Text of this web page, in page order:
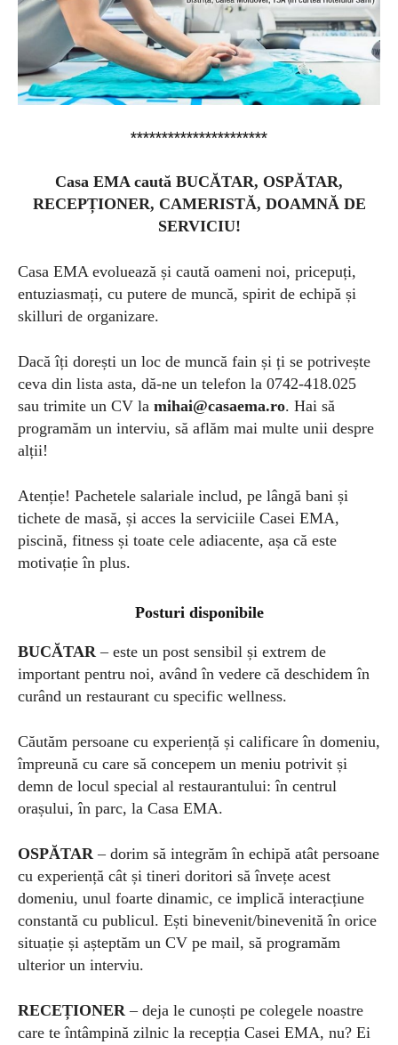
**********************
Casa EMA caută BUCĂTAR, OSPĂTAR,
RECEPȚIONER, CAMERISTĂ, DOAMNĂ DE
SERVICIU!
Casa EMA evoluează și caută oameni noi, pricepuți,
entuziasmați, cu putere de muncă, spirit de echipă și
skilluri de organizare.
Dacă îți dorești un loc de muncă fain și ți se potrivește
ceva din lista asta, dă-ne un telefon la 0742-418.025
sau trimite un CV la mihai@casaema.ro. Hai să
programăm un interviu, să aflăm mai multe unii despre
alții!
Atenție! Pachetele salariale includ, pe lângă bani și
tichete de masă, și acces la serviciile Casei EMA,
piscină, fitness și toate cele adiacente, așa că este
motivație în plus.
Posturi disponibile
BUCĂTAR – este un post sensibil și extrem de
important pentru noi, având în vedere că deschidem în
curând un restaurant cu specific wellness.
Căutăm persoane cu experiență și calificare în domeniu,
împreună cu care să concepem un meniu potrivit și
demn de locul special al restaurantului: în centrul
orașului, în parc, la Casa EMA.
OSPĂTAR – dorim să integrăm în echipă atât persoane
cu experiență cât și tineri doritori să învețe acest
domeniu, unul foarte dinamic, ce implică interacțiune
constantă cu publicul. Ești binevenit/binevenită în orice
situație și așteptăm un CV pe mail, să programăm
ulterior un interviu.
RECEȚIONER – deja le cunoști pe colegele noastre
care te întâmpină zilnic la recepția Casei EMA, nu? Ei